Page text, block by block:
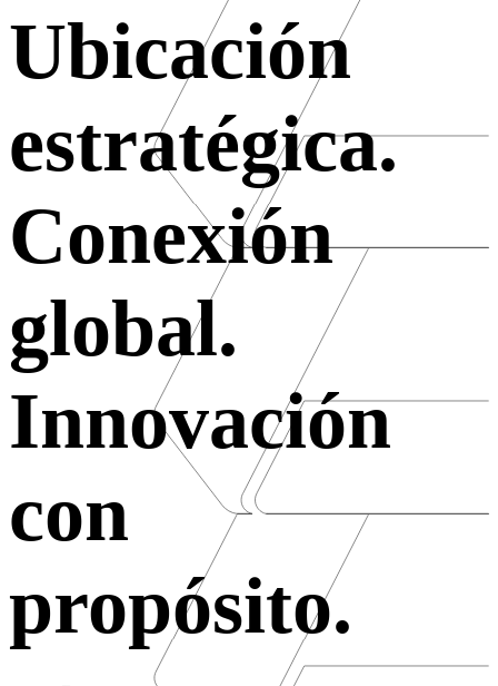
Ubicación
estratégica.
Conexión
global.
Innovación
con
propósito.